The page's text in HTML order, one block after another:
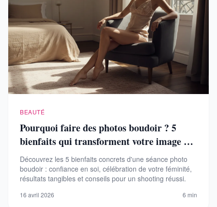
BEAUTÉ
Pourquoi faire des photos boudoir ? 5
bienfaits qui transforment votre image de
vous
Découvrez les 5 bienfaits concrets d'une séance photo
boudoir : confiance en soi, célébration de votre féminité,
résultats tangibles et conseils pour un shooting réussi.
16 avril 2026 6 min